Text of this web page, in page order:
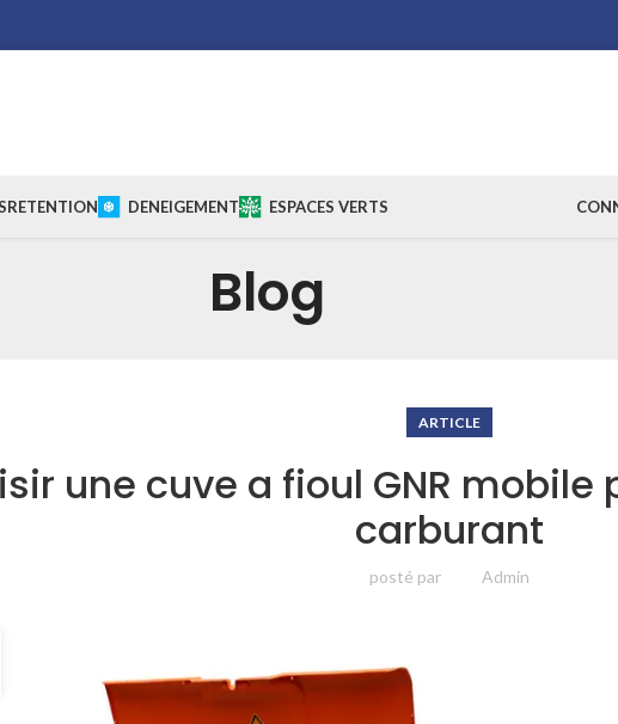
RETENTION DENEIGEMENT ESPACES VERTS
Blog
ARTICLE
une cuve a fioul GNR
carburant
posté par Admin